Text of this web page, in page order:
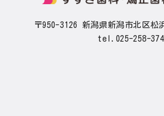
〒950-3126 新潟県新潟市北区松
tel.025-258-